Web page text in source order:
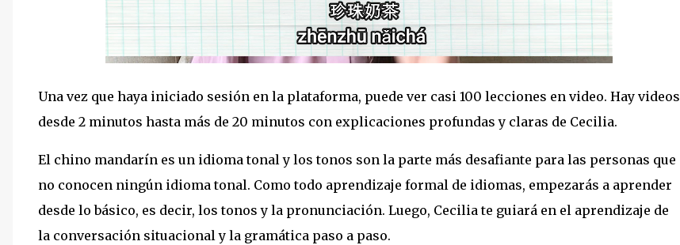
Una vez que haya iniciado sesión en la plataforma, puede ver casi 100 lecciones en video. Hay videos
desde 2 minutos hasta más de 20 minutos con explicaciones profundas y claras de Cecilia.
El chino mandarín es un idioma tonal y los tonos son la parte más desafiante para las personas que
no conocen ningún idioma tonal. Como todo aprendizaje formal de idiomas, empezarás a aprender
desde lo básico, es decir, los tonos y la pronunciación. Luego, Cecilia te guiará en el aprendizaje de
la conversación situacional y la gramática paso a paso.